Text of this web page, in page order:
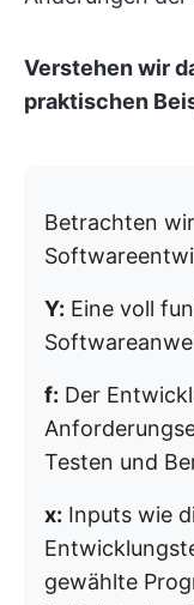
Verstehen wir
praktischen
Betrachten
Y: Eine voll
f: Der
Testen und
x: Inputs wie
gewählte